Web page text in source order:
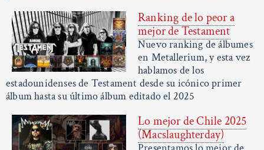
Ranking de lo peor a
mejor de Testament
Nuevo ranking de álbumes
en Metallerium, y esta vez
hablamos de los
estadounidenses de Testament desde su icónico primer
álbum hasta su último álbum editado el 2025
Lo mejor de Chile 2025
(Macslaughterday)